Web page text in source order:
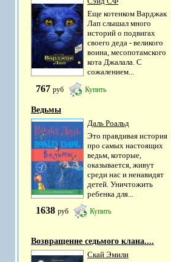
Еще котенком Варджак
Лап слышал много
историй о подвигах
своего деда - великого
воина, месопотамского
кота Джалала. С
сожалением...
767 руб Купить
Ведьмы
Даль Роальд
Это правдивая история
про самых настоящих
ведьм, которые,
оказывается, живут
среди нас и ненавидят
детей. Уничтожить
ребенка для...
1638 руб Купить
Возвращение седьмого клана....
Скай Эмили